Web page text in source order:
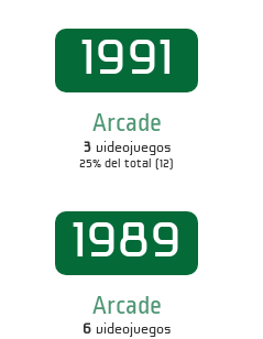
1991
Arcade
3videojuegos
25% del total (12)
1989
Arcade
6 videojuegos